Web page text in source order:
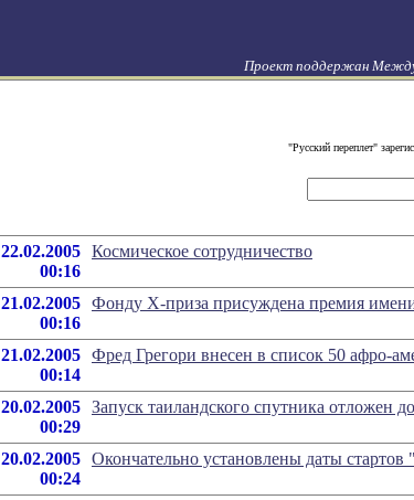
Проект поддержан
"Русский переплет"
22.02.2005
00:16
Космическое сотрудничество
21.02.2005
00:16
Фонду Х-приза присуждена премия
21.02.2005
00:14
Фред Грегори внесен в список 50 афро-
20.02.2005
00:29
Запуск таиландского спутника отложен
20.02.2005
00:24
Окончательно установлены даты